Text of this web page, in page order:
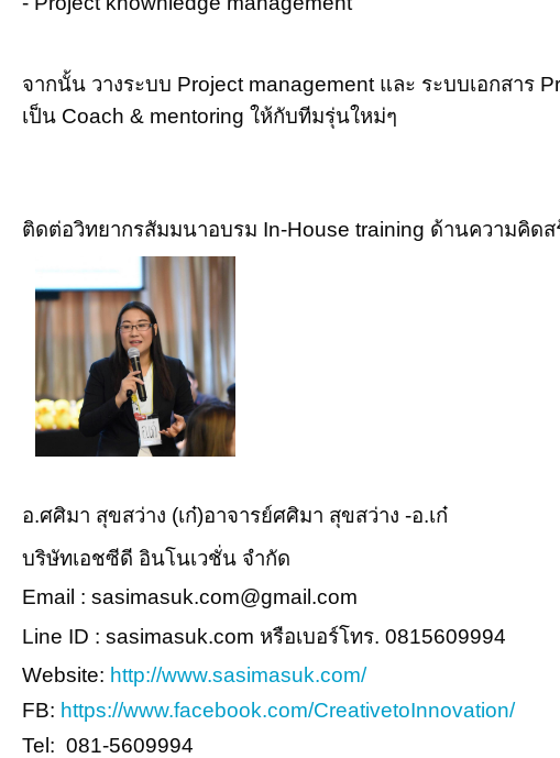
จากนั้น วางระบบ Project management และ ระบบเอกสาร
เป็น Coach & mentoring ให้กับทีมรุ่นใหม่ๆ
ติดต่อวิทยากรสัมมนาอบรม In-House training ด้านความคิ
อ.ศศิมา สุขสว่าง (เก๋)อาจารย์ศศิมา สุขสว่าง -อ.เก๋
บริษัทเอชซีดี อินโนเวชั่น จำกัด
Email : sasimasuk.com@gmail.com
Line ID : sasimasuk.com หรือเบอร์โทร. 0815609994
Website: http://www.sasimasuk.com/
FB: https://www.facebook.com/CreativetoInnovation/
Tel: 081-5609994